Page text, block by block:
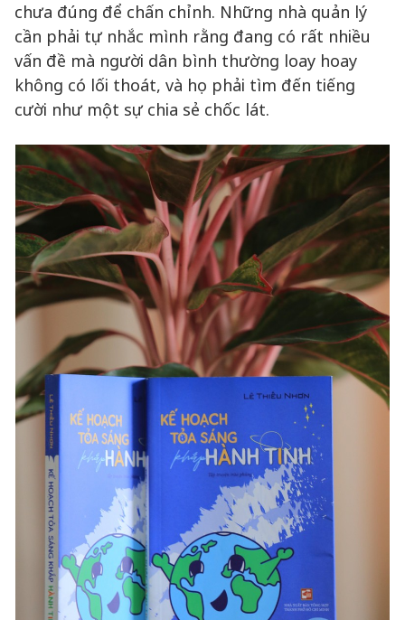
chưa đúng để chấn chỉnh. Những nhà quản lý
cần phải tự nhắc mình rằng đang có rất nhiều
vấn đề mà người dân bình thường loay hoay
không có lối thoát, và họ phải tìm đến tiếng
cười như một sự chia sẻ chốc lát.